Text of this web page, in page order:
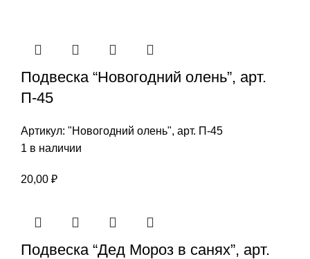
Подвеска “Новогодний олень”, арт.
П-45
Артикул: "Новогодний олень", арт. П-45
1 в наличии
20,00 ₽
Подвеска “Дед Мороз в санях”, арт.